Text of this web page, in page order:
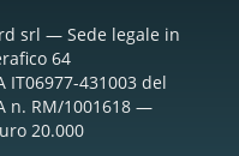
srl — Sede legale in
64
IT06977-431003 del
n. RM/1001618 —
20.000